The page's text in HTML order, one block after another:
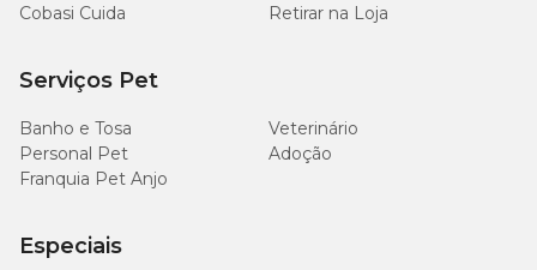
Cobasi Cuida
Retirar na Loja
Serviços Pet
Banho e Tosa
Veterinário
Personal Pet
Adoção
Franquia Pet Anjo
Especiais